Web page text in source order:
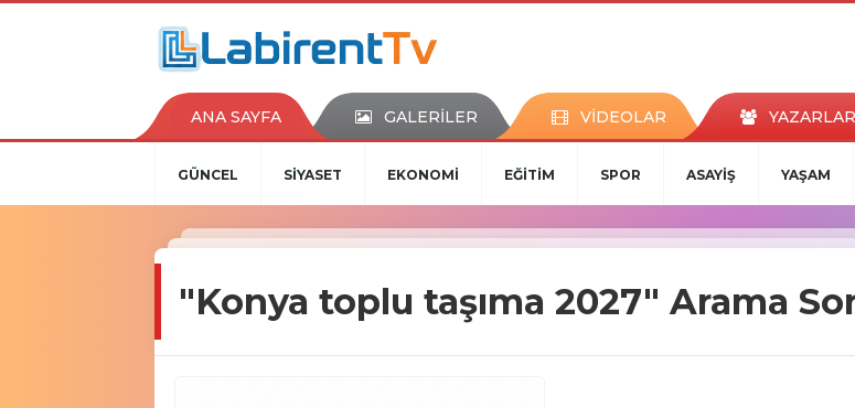
ANA SAYFA GALERİLER VİDEOLAR YAZARLAR
GÜNCEL SİYASET EKONOMİ EĞİTİM SPOR ASAYİŞ YAŞAM
"Konya toplu taşıma 2027" Arama